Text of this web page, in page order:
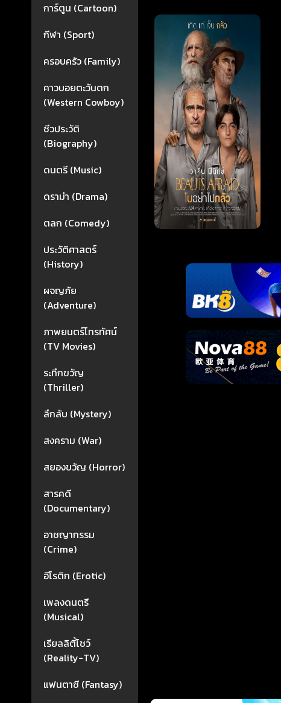
การ์ตูน (Cartoon)
กีฬา (Sport)
ครอบครัว (Family)
คาวบอยตะวันตก
(Western Cowboy)
ชีวประวัติ
(Biography)
ดนตรี (Music)
ดราม่า (Drama)
ตลก (Comedy)
ประวัติศาสตร์
(History)
ผจญภัย
(Adventure)
ภาพยนตร์โทรทัศน์
(TV Movies)
ระทึกขวัญ
(Thriller)
ลึกลับ (Mystery)
สงคราม (War)
สยองขวัญ (Horror)
สารคดี
(Documentary)
อาชญากรรม
(Crime)
อีโรติก (Erotic)
เพลงดนตรี
(Musical)
เรียลลิตี้โชว์
(Reality-TV)
แฟนตาซี (Fantasy)